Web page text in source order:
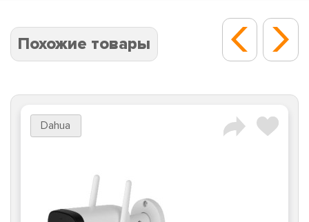
Похожие товары
Dahua